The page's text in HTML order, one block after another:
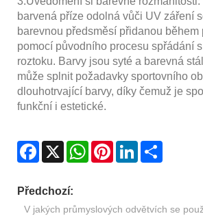
barvená příze odolná vůči UV záření
barevnou předsměsí přidanou
pomocí původního procesu spřádání
roztoku. Barvy jsou syté a barevná
může splnit požadavky sportovního
dlouhotrvající barvy, díky čemuž je
funkční i estetické.
Facebook
X WhatsAppPinterestLinkedIn
Předchozí:
V jakých průmyslových odvětvích se